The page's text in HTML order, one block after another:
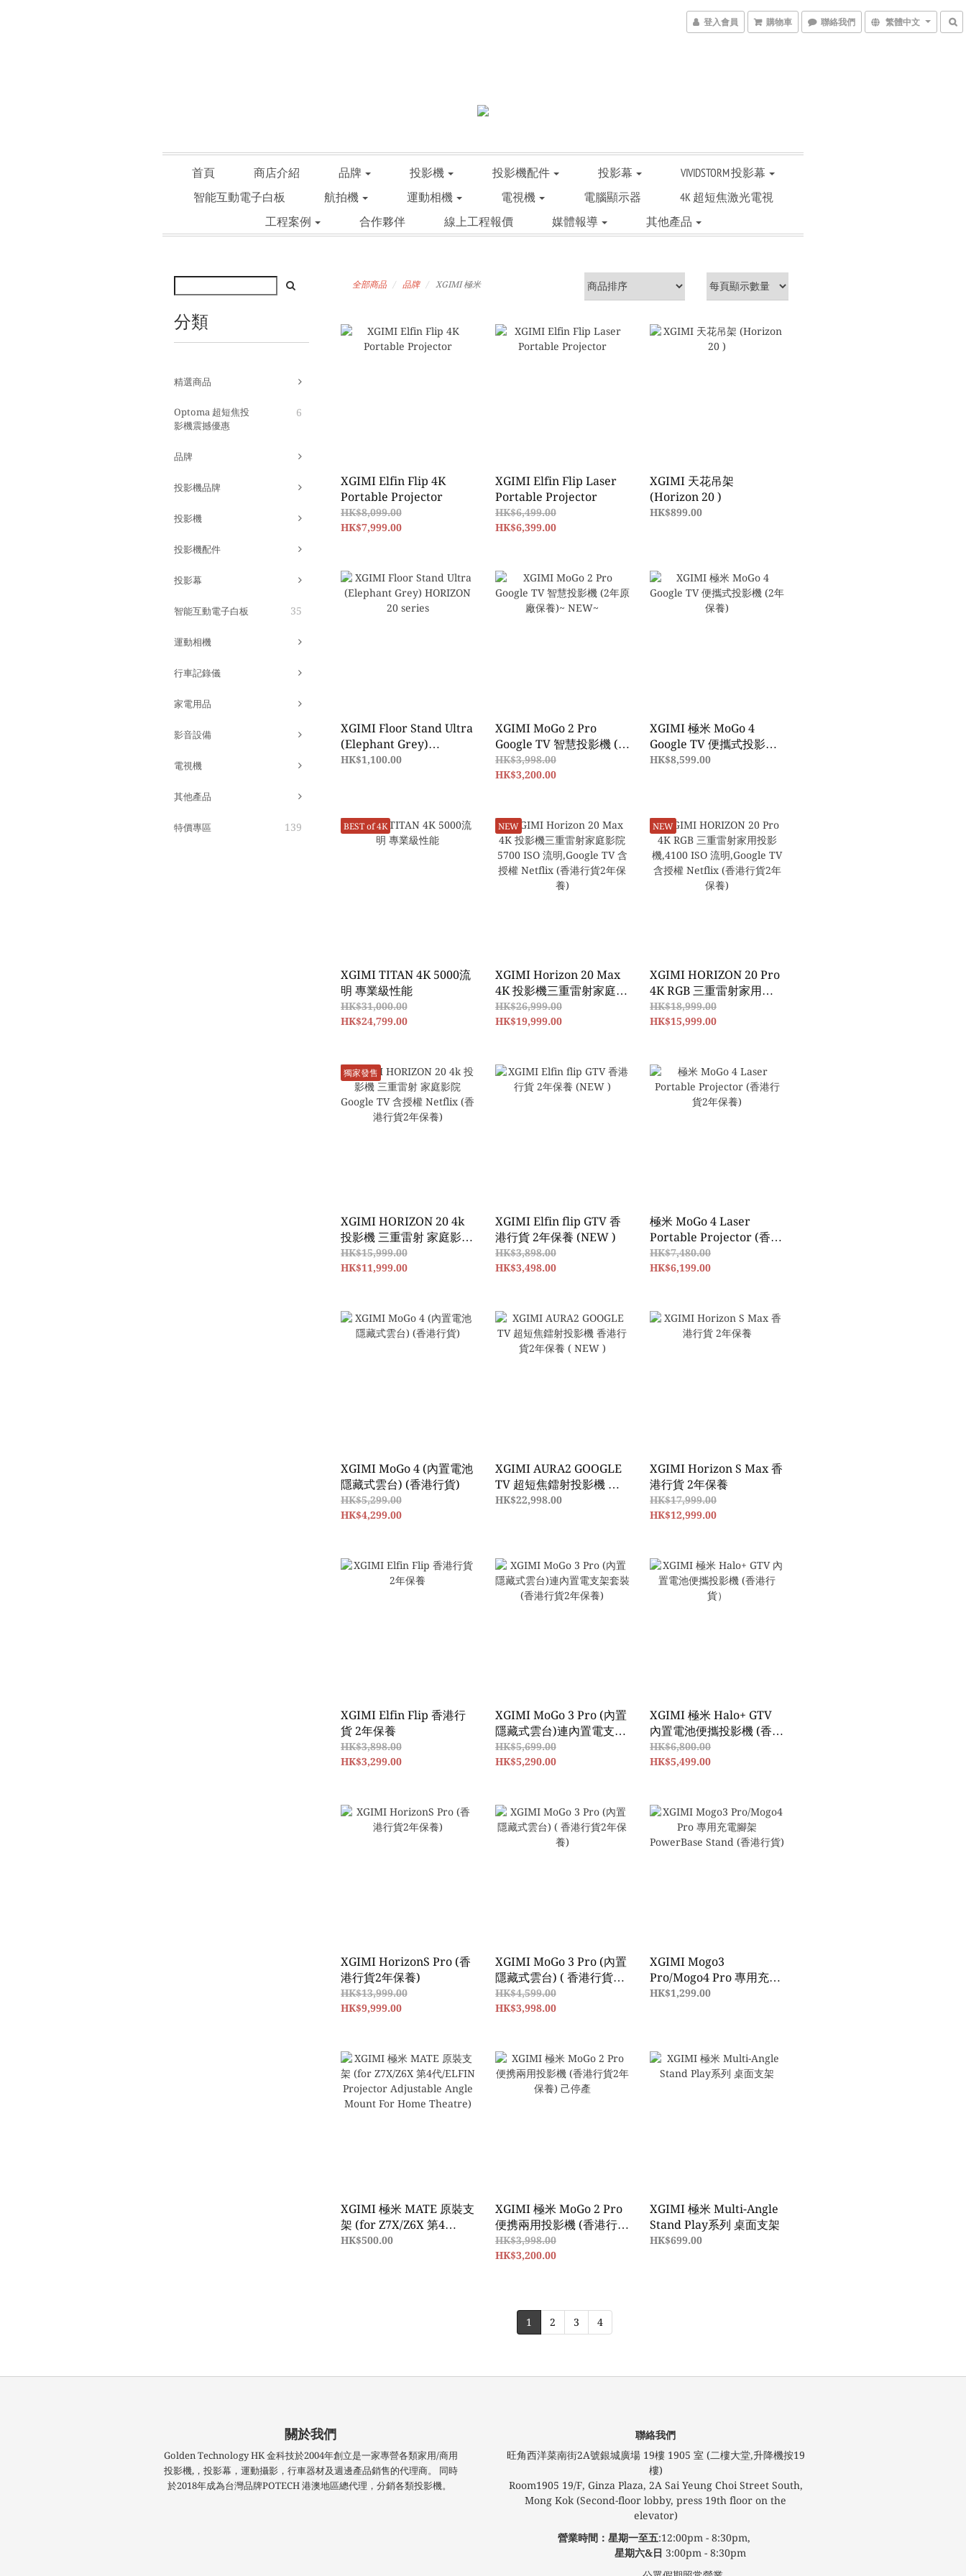
登入會員 購物車 聯絡我們 繁體中文
首頁 商店介紹 品牌 投影機 投影機配件 投影幕
VIVIDSTORM 投影幕
智能互動電子白板
航拍機 運動相機 電視機 電腦顯示器
4K 超短焦激光電視
工程案例
合作夥伴 線上工程報價 媒體報導 其他產品
分類
精選商品
Optoma 超短焦投
影機震撼優惠
6
品牌
投影機品牌
投影機
投影機配件
投影幕
智能互動電子白板 35
運動相機
行車記錄儀
家電用品
影音設備
電視機
其他產品
特價專區 139
全部商品 品牌 XGIMI 極米
XGIMI Elfin Flip 4K
Portable Projector
HK$8,099.00
HK$7,999.00
XGIMI Elfin Flip Laser
Portable Projector
HK$6,499.00
HK$6,399.00
XGIMI 天花吊架
(Horizon 20 )
HK$899.00
XGIMI Floor Stand Ultra
(Elephant Grey)
HORIZON 20 series
HK$1,100.00
XGIMI MoGo 2 Pro
Google TV 智慧投影機 (2
年原廠保養)~ NEW~
HK$3,998.00
HK$3,200.00
XGIMI 極米 MoGo 4
Google TV 便攜式投影機
(2年保養)
HK$8,599.00
BEST of 4K
XGIMI TITAN 4K 5000流
明 專業級性能
HK$31,000.00
HK$24,799.00
NEW
XGIMI Horizon 20 Max
4K 投影機三重雷射家庭影
院5700 ISO 流明,Google
TV 含授權 Netflix (香港行
HK$26,999.00
HK$19,999.00
NEW
XGIMI HORIZON 20 Pro
4K RGB 三重雷射家用投
影機,4100 ISO 流
明,Google TV 含授權
HK$18,999.00
HK$15,999.00
獨家發售
XGIMI HORIZON 20 4k
投影機 三重雷射 家庭影院
Google TV 含授權 Netflix
(香港行貨2年保養)
HK$15,999.00
HK$11,999.00
XGIMI Elfin flip GTV 香
港行貨 2年保養 (NEW )
HK$3,898.00
HK$3,498.00
極米 MoGo 4 Laser
Portable Projector (香港
行貨2年保養)
HK$7,480.00
HK$6,199.00
XGIMI MoGo 4 (內置電池
隱藏式雲台) (香港行貨)
HK$5,299.00
HK$4,299.00
XGIMI AURA2 GOOGLE
TV 超短焦鐳射投影機 香
HK$22,998.00
XGIMI Horizon S Max 香
港行貨 2年保養
HK$17,999.00
HK$12,999.00
XGIMI Elfin Flip 香港行
貨 2年保養
HK$3,898.00
HK$3,299.00
XGIMI MoGo 3 Pro (內置
隱藏式雲台)連內置電支架
套裝 (香港行貨2年保養)
HK$5,699.00
HK$5,290.00
XGIMI 極米 Halo+ GTV
內置電池便攜投影機 (香港
行貨）
HK$6,800.00
HK$5,499.00
XGIMI HorizonS Pro (香
港行貨2年保養)
HK$13,999.00
HK$9,999.00
XGIMI MoGo 3 Pro (內置
隱藏式雲台) ( 香港行貨2
年保養)
HK$4,599.00
HK$3,998.00
XGIMI Mogo3
Pro/Mogo4 Pro 專用充電
腳架 PowerBase Stand
HK$1,299.00
XGIMI 極米 MATE 原裝支
架 (for Z7X/Z6X 第4
代/ELFIN Projector
HK$500.00
XGIMI 極米 MoGo 2 Pro
便携兩用投影機 (香港行貨
2年保養) 己停產
HK$3,998.00
HK$3,200.00
XGIMI 極米 Multi-Angle
Stand Play系列 桌面支架
HK$699.00
1 2 3 4
關於我們
Golden Technology HK 金科技於2004年創立是一家專營各類家用/商用
投影機,，投影幕，運動攝影，行車器材及週邊產品銷售的代理商。 同時
於2018年成為台灣品牌POTECH 港澳地區總代理，分銷各類投影機。
聯絡我們
旺角西洋菜南街2A號銀城廣場​ 19樓 1905 室 (二樓大堂,升降機按19
樓)
Room1905 19/F, Ginza Plaza, 2A Sai Yeung Choi Street South,
Mong Kok (Second-floor lobby, press 19th floor on the
elevator)
營業時間：星期一至五:12:00pm - 8:30pm,
星期六&日 3:00pm - 8:30pm